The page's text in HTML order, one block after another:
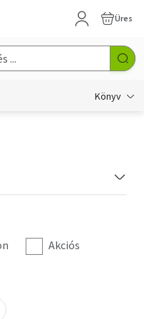
Üres
Könyv
Akciós